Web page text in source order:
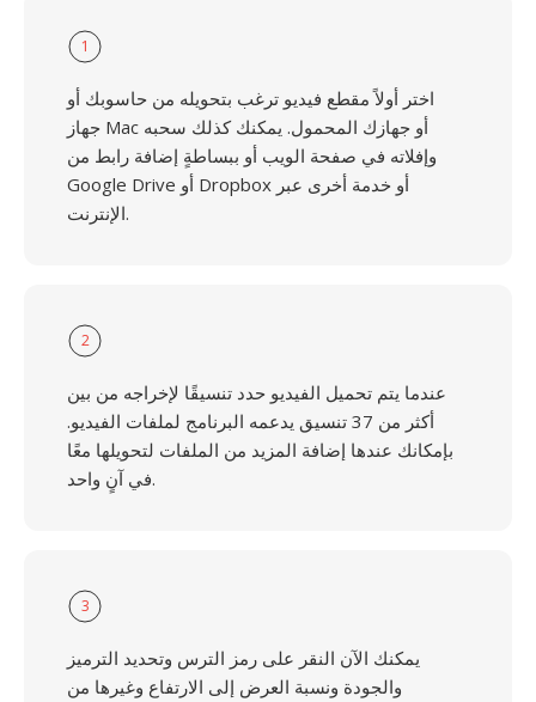
1
اختر أولاً مقطع فيديو ترغب بتحويله من حاسوبك أو
جهاز Mac أو جهازك المحمول. يمكنك كذلك سحبه
وإفلاته في صفحة الويب أو ببساطةٍ إضافة رابط من
Google Drive أو Dropbox أو خدمة أخرى عبر
الإنترنت.
2
عندما يتم تحميل الفيديو حدد تنسيقًا لإخراجه من بين
أكثر من 37 تنسيق يدعمه البرنامج لملفات الفيديو.
بإمكانك عندها إضافة المزيد من الملفات لتحويلها معًا
في آنٍ واحد.
3
يمكنك الآن النقر على رمز الترس وتحديد الترميز
والجودة ونسبة العرض إلى الارتفاع وغيرها من